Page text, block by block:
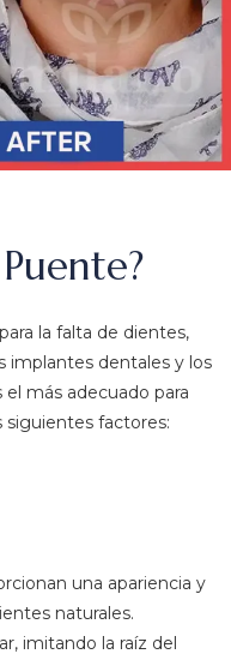
la falta de dientes,
implantes dentales y los
más adecuado para
siguientes factores:
una apariencia y
naturales.
imitando la raíz del